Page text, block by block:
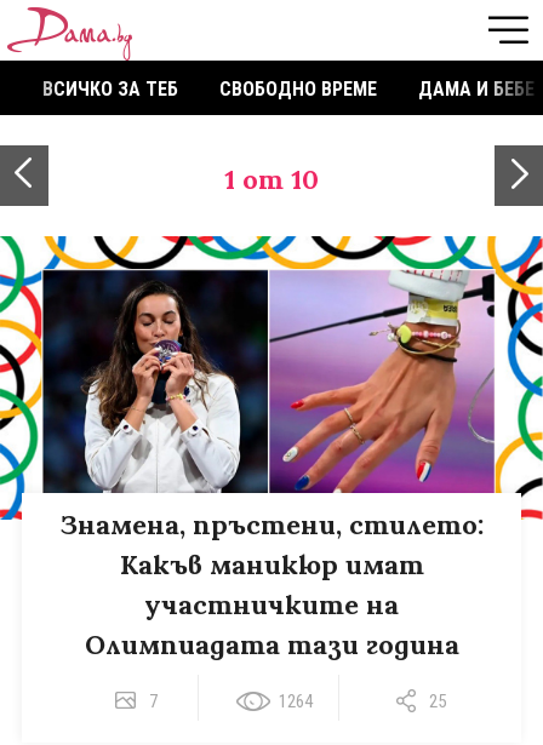
ВСИЧКО ЗА ТЕБ СВОБОДНО ВРЕМЕ ДАМА И БЕБЕ
1 от 10
Знамена, пръстени, стилето:
Какъв маникюр имат
участничките на
Олимпиадата тази година
7 1264 25